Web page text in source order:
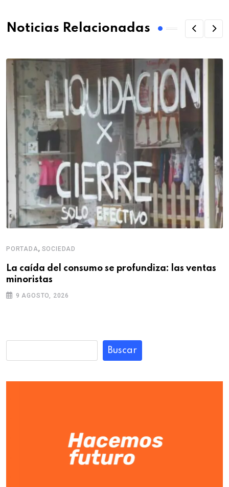
Noticias Relacionadas
PORTADA, SOCIEDAD
La caída del consumo se profundiza: las ventas
minoristas
9 AGOSTO, 2026
Buscar